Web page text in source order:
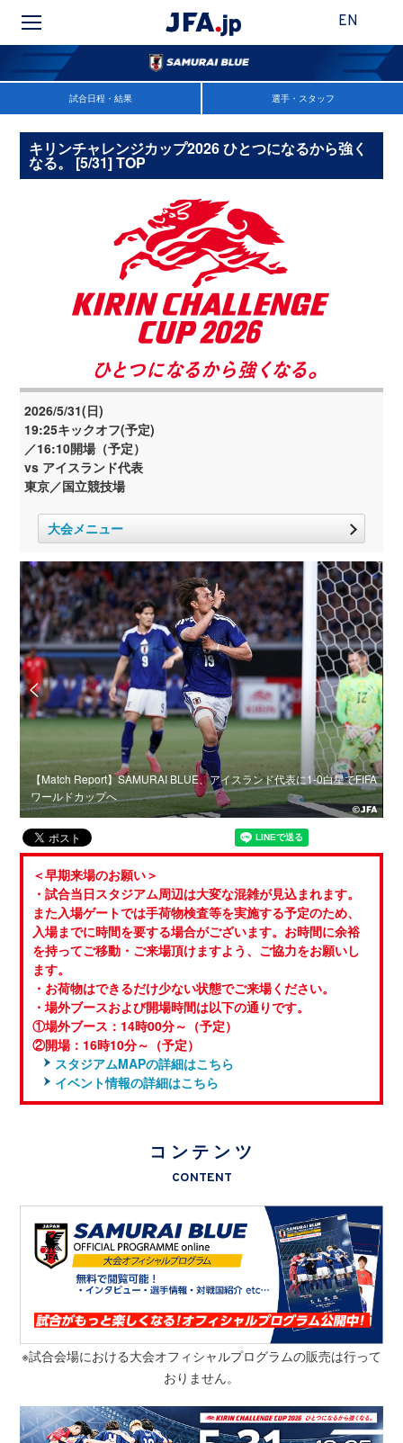
EN
試合日程・結果 選手・スタッフ
キリンチャレンジカップ2026 ひとつになるから強く
なる。 [5/31] TOP
2026/5/31(日)
19:25キックオフ(予定)
／16:10開場（予定）
vs アイスランド代表
東京／国立競技場
大会メニュー
【Match Report】SAMURAI BLUE、アイスランド代表に1-0白星でFIFA
ワールドカップへ
＜早期来場のお願い＞
・試合当日スタジアム周辺は大変な混雑が見込まれます。
また入場ゲートでは手荷物検査等を実施する予定のため、
入場までに時間を要する場合がございます。お時間に余裕
を持ってご移動・ご来場頂けますよう、ご協力をお願いし
ます。
・お荷物はできるだけ少ない状態でご来場ください。
・場外ブースおよび開場時間は以下の通りです。
①場外ブース：14時00分～（予定）
②開場：16時10分～（予定）
スタジアムMAPの詳細はこちら
イベント情報の詳細はこちら
コンテンツ
CONTENT
※試合会場における大会オフィシャルプログラムの販売は行って
おりません。